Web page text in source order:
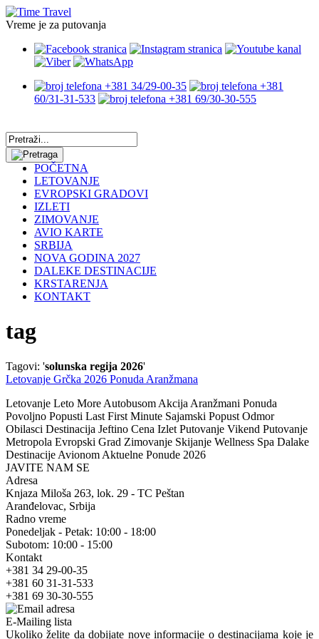
Vreme je za putovanja
+381 34/29-00-35
+381
60/31-31-533
+381 69/30-30-555
POČETNA
LETOVANJE
EVROPSKI GRADOVI
IZLETI
ZIMOVANJE
AVIO KARTE
SRBIJA
NOVA GODINA 2027
DALEKE DESTINACIJE
KRSTARENJA
KONTAKT
tag
Tagovi: 'solunska regija 2026'
Letovanje Grčka 2026 Ponuda Aranžmana
Letovanje Leto More Autobusom Akcija Aranžmani Ponuda
Povoljno Popusti Last First Minute Sajamski Popust Odmor
Obilasci Destinacija Jeftino Cena Izlet Putovanje Vikend Putovanje
Metropola Evropski Grad Zimovanje Skijanje Wellness Spa Dalake
Destinacije Avionom Aktuelne Ponude 2026
JAVITE NAM SE
Adresa
Knjaza Miloša 263, lok. 29 - TC Peštan
Aranđelovac, Srbija
Radno vreme
Ponedeljak - Petak: 10:00 - 18:00
Subotom: 10:00 - 15:00
Kontakt
+381 34 29-00-35
+381 60 31-31-533
+381 69 30-30-555
E-Mailing lista
Ukoliko želite da dobijate nove informacije o destinacijama koje je